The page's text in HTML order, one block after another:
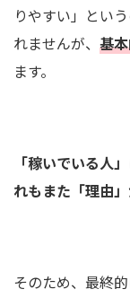
りやすい」とい
れませんが、 基
ます。
「稼いでいる人
れもまた「理由」
そのため、最終